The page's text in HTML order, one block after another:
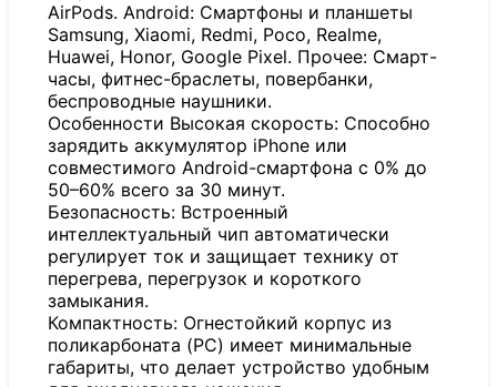
AirPods. Android: Смартфоны и планшеты
Samsung, Xiaomi, Redmi, Poco, Realme,
Huawei, Honor, Google Pixel. Прочее: Смарт-
часы, фитнес-браслеты, повербанки,
беспроводные наушники.
Особенности Высокая скорость: Способно
зарядить аккумулятор iPhone или
совместимого Android-смартфона с 0% до
50–60% всего за 30 минут.
Безопасность: Встроенный
интеллектуальный чип автоматически
регулирует ток и защищает технику от
перегрева, перегрузок и короткого
замыкания.
Компактность: Огнестойкий корпус из
поликарбоната (PC) имеет минимальные
габариты, что делает устройство удобным